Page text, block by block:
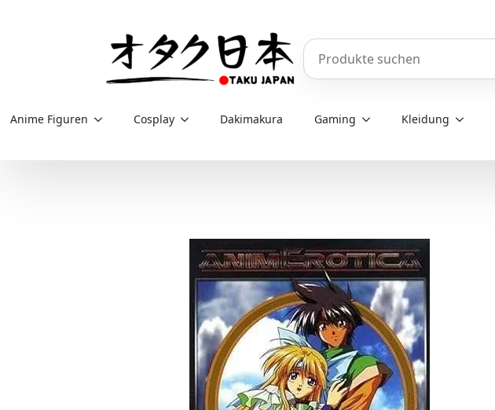
Produkte durchsuchen
Anime Figuren Cosplay Dakimakura Gaming Kleidung